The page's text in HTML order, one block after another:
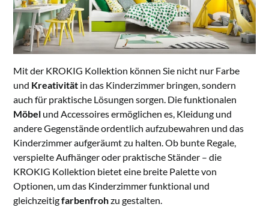
Mit der KROKIG Kollektion können Sie nicht nur Farbe
und Kreativität in das Kinderzimmer bringen, sondern
auch für praktische Lösungen sorgen. Die funktionalen
Möbel und Accessoires ermöglichen es, Kleidung und
andere Gegenstände ordentlich aufzubewahren und das
Kinderzimmer aufgeräumt zu halten. Ob bunte Regale,
verspielte Aufhänger oder praktische Ständer – die
KROKIG Kollektion bietet eine breite Palette von
Optionen, um das Kinderzimmer funktional und
gleichzeitigfarbenfrohzu gestalten.